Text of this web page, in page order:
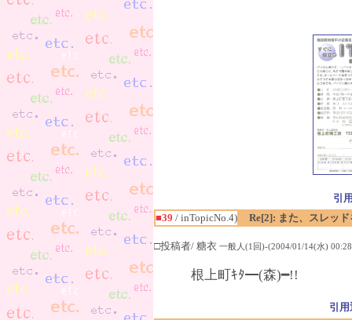
引
■39 / inTopicNo.4) Re[2]: また、スレッ
□投稿者/ 糖衣 一般人(1回)-(2004/01/14(水)
根上町ｷﾀ━(森)━!!
引